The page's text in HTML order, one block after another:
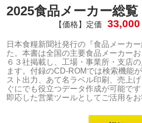
2025食品メーカー総覧
【価格】定価 33,000
日本食糧新聞社発行の『食品メーカ
た。本書は全国の主要食品メーカー
６３社掲載し、工場・事業所・支店
ます。付録のCD-ROMでは検索機能
スト出力、あて名ラベル印刷、売上
ぐにでも役立つデータ作成が可能で
即応した営業ツールとしてご活用をお